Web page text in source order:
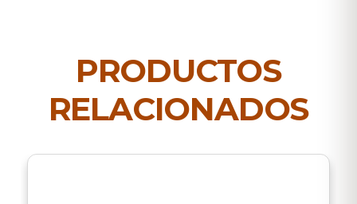
PRODUCTOS
RELACIONADOS